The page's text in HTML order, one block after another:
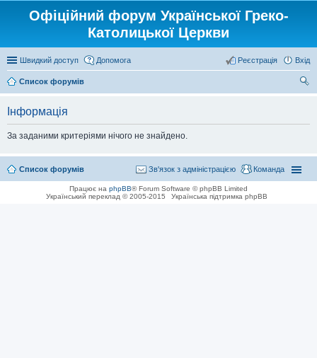
Офіційний форум Української Греко-
Католицької Церкви
Швидкий доступ Допомога Вхід
Реєстрація
Список форумів
Інформація
За заданими критеріями нічого не знайдено.
Список форумів Команда
Зв'язок з адміністрацією
Працює на phpBB® Forum Software © phpBB Limited
Український переклад © 2005-2015
Українська підтримка phpBB